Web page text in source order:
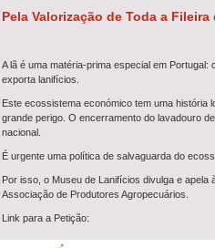
Pela Valorização de Toda a
A lã é uma matéria-prima especial em
exporta lanifícios.
Este ecossistema económico tem uma história
grande perigo. O encerramento do lavadouro
nacional.
É urgente uma política de salvaguarda do
Por isso, o Museu de Lanifícios divulga e apela
Associação de Produtores Agropecuários.
Link para a Petição:
https://peticaopublica.com/mobile/pview.aspx?